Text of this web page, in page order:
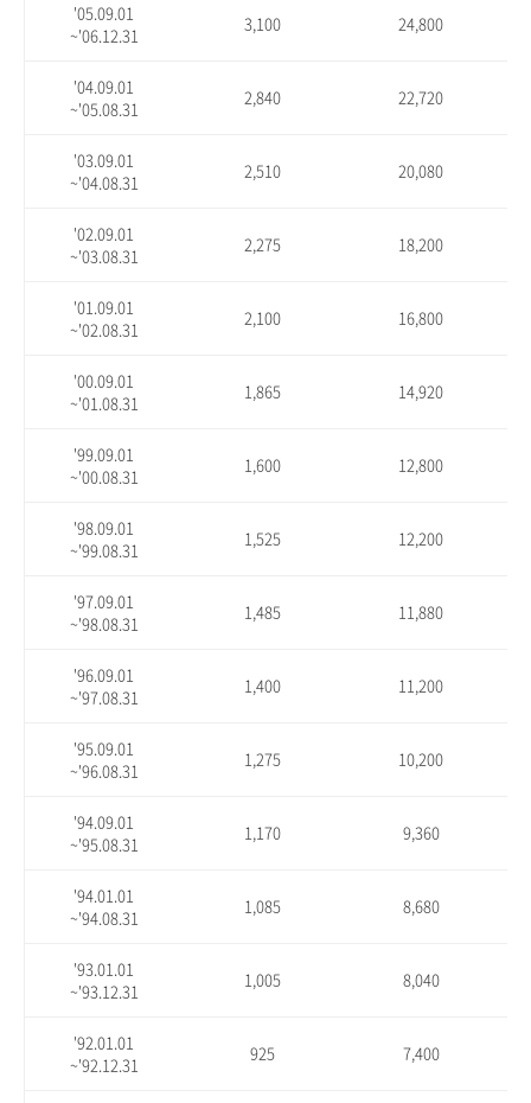
'05.09.01
~'06.12.31
3,100 24,800
'04.09.01
~'05.08.31
2,840 22,720
'03.09.01
~'04.08.31
2,510 20,080
'02.09.01
~'03.08.31
2,275 18,200
'01.09.01
~'02.08.31
2,100 16,800
'00.09.01
~'01.08.31
1,865 14,920
'99.09.01
~'00.08.31
1,600 12,800
'98.09.01
~'99.08.31
1,525 12,200
'97.09.01
~'98.08.31
1,485 11,880
'96.09.01
~'97.08.31
1,400 11,200
'95.09.01
~'96.08.31
1,275 10,200
'94.09.01
~'95.08.31
1,170 9,360
'94.01.01
~'94.08.31
1,085 8,680
'93.01.01
~'93.12.31
1,005 8,040
'92.01.01
~'92.12.31
925 7,400